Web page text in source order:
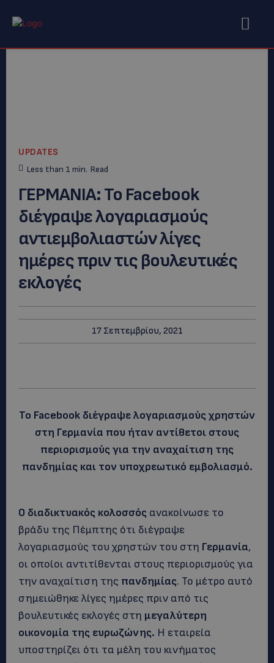
UPDATES
Less than 1 min. Read
ΓΕΡΜΑΝΙΑ: Το Facebook
διέγραψε λογαριασμούς
αντιεμβολιαστών λίγες
ημέρες πριν τις βουλευτικές
εκλογές
17 Σεπτεμβρίου, 2021
Το Facebook διέγραψε λογαριασμούς χρηστών
στη Γερμανία που ήταν αντίθετοι στους
περιορισμούς για την αναχαίτιση της
πανδημίας και τον υποχρεωτικό εμβολιασμό.
Ο διαδικτυακός κολοσσός ανακοίνωσε το
βράδυ της Πέμπτης ότι διέγραψε
λογαριασμούς του χρηστών του στη Γερμανία,
οι οποίοι αντιτίθενται στους περιορισμούς για
την αναχαίτιση της πανδημίας. Το μέτρο αυτό
σημειώθηκε λίγες ημέρες πριν από τις
βουλευτικές εκλογές στη μεγαλύτερη
οικονομία της ευρωζώνης. Η εταιρεία
υποστηρίζει ότι τα μέλη του κινήματος